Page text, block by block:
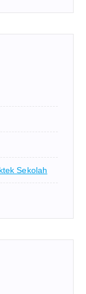
Sekolah